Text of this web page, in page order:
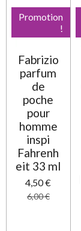
Promotion
!
Fabrizio
parfum
de
poche
pour
homme
inspi
Fahrenh
eit 33 ml
4,50 €
6,00 €